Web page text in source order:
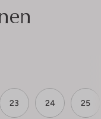
23 24 25